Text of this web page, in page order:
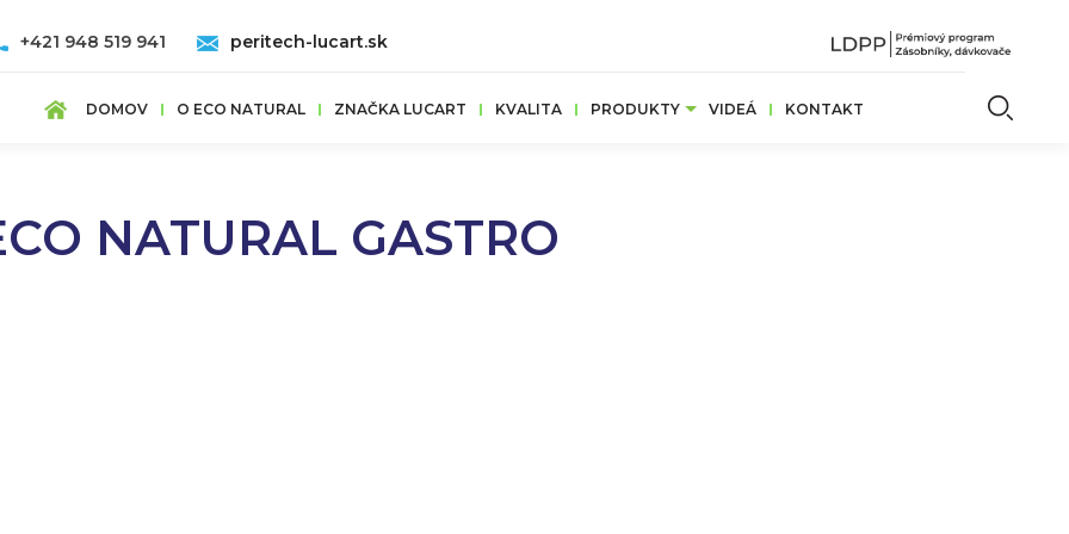
DOMOV O ECO NATURAL ZNAČKA LUCART KVALITA PRODUKTY VIDEÁ KONTAKT
+421 948 519 941 peritech-lucart.sk
NATURAL GASTRO